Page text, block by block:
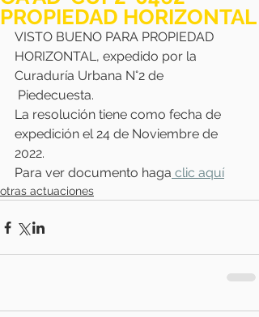
PROPIEDAD HORIZONTAL
VISTO BUENO PARA PROPIEDAD
HORIZONTAL, expedido por la
Curaduría Urbana N°2 de
Piedecuesta.
La resolución tiene como fecha de
expedición el 24 de Noviembre de
2022.
Para ver documento haga clic aquí
otras actuaciones